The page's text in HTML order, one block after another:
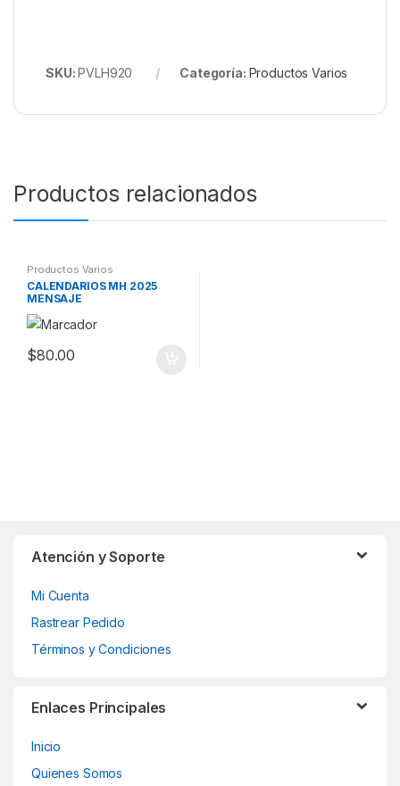
SKU:PVLH920 Categoría: Productos Varios
Productos relacionados
Productos Varios
CALENDARIOS MH 2025
MENSAJE
$80.00
Atención y Soporte
Mi Cuenta
Rastrear Pedido
Términos y Condiciones
Enlaces Principales
Inicio
Quienes Somos